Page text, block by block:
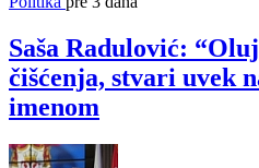
Saša Radulović:
čišćenja, stvari uvek
imenom